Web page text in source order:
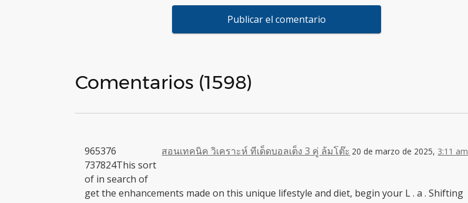
Comentarios (1598)
สอนเทคนิค วิเคราะห์ ทีเด็ดบอลเต็ง 3 คู่ ล้มโต๊ะ 20 de marzo de 2025, 3:11 am
965376
737824This sort
of in search of
get the enhancements made on this unique lifestyle and diet, begin your L . a . Shifting